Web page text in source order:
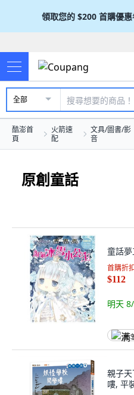
領取您的 $200 首購優
全部
酷澎首
頁
火箭速
配
文具/圖書/影
音
原創童話
童話
首購折
$112
明天
满
親子
嘍, 平